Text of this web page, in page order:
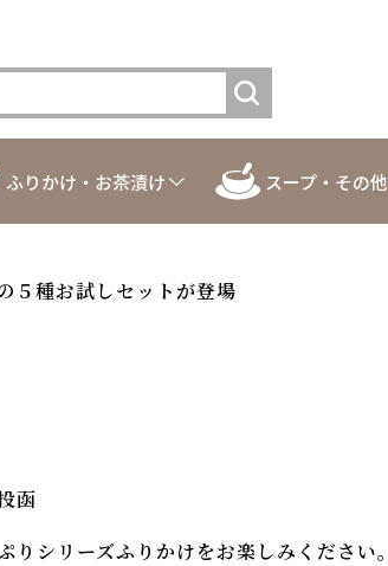
ふりかけ・お茶漬け スープ・その他
５種お試しセットが登場
函
シリーズふりかけをお楽しみください。